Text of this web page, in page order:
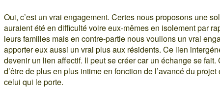
Oui, c’est un vrai engagement. Certes nous proposons une
auraient été en difficulté voire eux-mêmes en isolement par
leurs familles mais en contre-partie nous voulions un vrai
apporter eux aussi un vrai plus aux résidents. Ce lien
devenir un lien affectif. Il peut se créer car un échange se
d’être de plus en plus intime en fonction de l’avancé du
celui qui le porte.